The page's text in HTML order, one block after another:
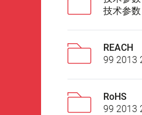
技术参
REACH
99 2013
RoHS
99 2013